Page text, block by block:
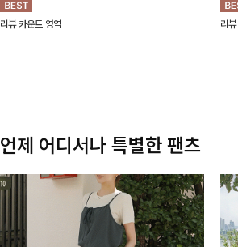
리뷰 카운트 영역 리
언제 어디서나 특별한 팬츠